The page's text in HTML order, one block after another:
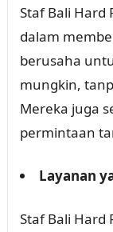
Staf Bali Hard
dalam
berusaha
mungkin,
Mereka juga
permintaan
Layanan
Staf Bali Hard